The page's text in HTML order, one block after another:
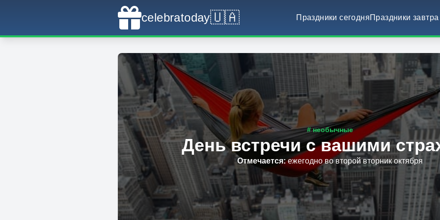
celebratoday🇺🇦 Праздники сегодняПраздники завтра
# необычные
День встречи с вашими
Отмечается:ежегодно во второй вторник октября